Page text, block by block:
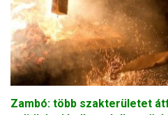
Zambó: több szakterületet